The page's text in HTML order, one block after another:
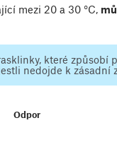
mezi 20 a 30 °C,
které způsobí
nedojde k zásadní
Odpor